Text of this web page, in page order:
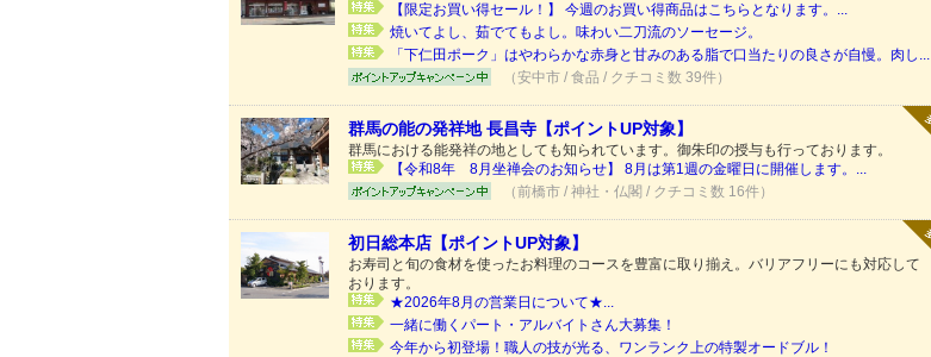
【限定お買い得セール！】 今週のお買い得商品はこちらとなります。...
焼いてよし、茹でてもよし。味わい二刀流のソーセージ。
「下仁田ポーク」はやわらかな赤身と甘みのある脂で口当たりの良さが自慢。肉し...
（安中市 / 食品 / クチコミ数 39件）
群馬の能の発祥地 長昌寺【ポイントUP対象】
群馬における能発祥の地としても知られています。御朱印の授与も行っております。
【令和8年 8月坐禅会のお知らせ】 8月は第1週の金曜日に開催します。...
（前橋市 / 神社・仏閣 / クチコミ数 16件）
初日総本店【ポイントUP対象】
お寿司と旬の食材を使ったお料理のコースを豊富に取り揃え。バリアフリーにも対応して
おります。
★2026年8月の営業日について★...
一緒に働くパート・アルバイトさん大募集！
今年から初登場！職人の技が光る、ワンランク上の特製オードブル！